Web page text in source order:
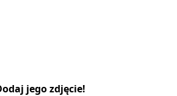
jego zdjęcie!